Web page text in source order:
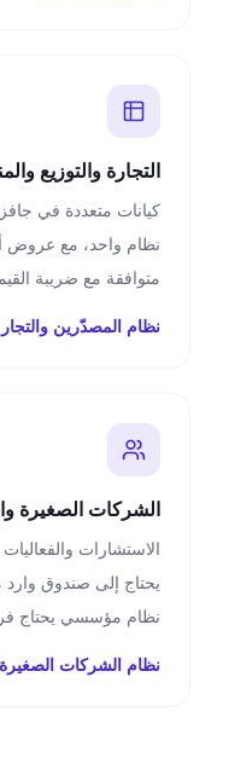
التجارة والتوزيع
كيانات متعددة في
نظام واحد، مع عروض
متوافقة مع ضريبة
نظام المصدّرين والتجار
الشركات الصغيرة
الاستشارات
يحتاج إلى صندوق وارد
نظام مؤسسي يحتاج
نظام الشركات الصغيرة